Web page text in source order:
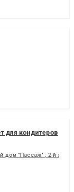
для кондитеров
дом "Пассаж" , 2-й этаж.